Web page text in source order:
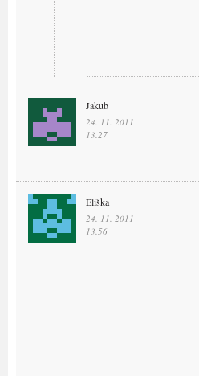
Jakub
24. 11. 2011
13.27
Eliška
24. 11. 2011
13.56